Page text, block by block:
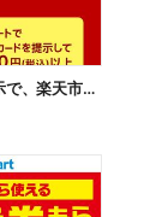
楽天ポイントカード提示で、楽天市場でのお買い物がおトクに!